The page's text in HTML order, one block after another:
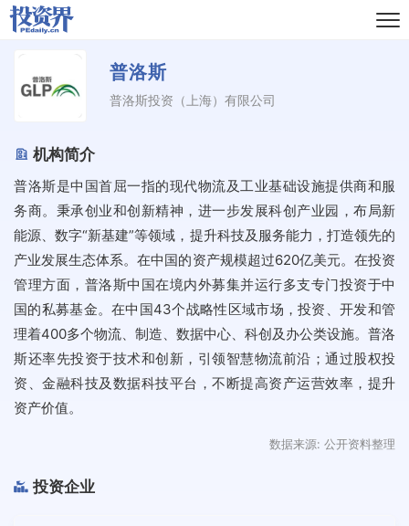
普洛斯
普洛斯投资（上海）有限公司
机构简介
普洛斯是中国首屈一指的现代物流及工业基础设施提供商和服
务商。秉承创业和创新精神，进一步发展科创产业园，布局新
能源、数字“新基建”等领域，提升科技及服务能力，打造领先的
产业发展生态体系。在中国的资产规模超过620亿美元。在投资
管理方面，普洛斯中国在境内外募集并运行多支专门投资于中
国的私募基金。在中国43个战略性区域市场，投资、开发和管
理着400多个物流、制造、数据中心、科创及办公类设施。普洛
斯还率先投资于技术和创新，引领智慧物流前沿；通过股权投
资、金融科技及数据科技平台，不断提高资产运营效率，提升
资产价值。
数据来源: 公开资料整理
投资企业